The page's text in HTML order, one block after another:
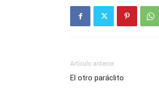
Artículo anterior
El otro paráclito